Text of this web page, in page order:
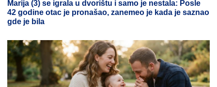
Marija (3) se igrala u dvorištu i samo je nestala: Posle
42 godine otac je pronašao, zanemeo je kada je saznao
gde je bila